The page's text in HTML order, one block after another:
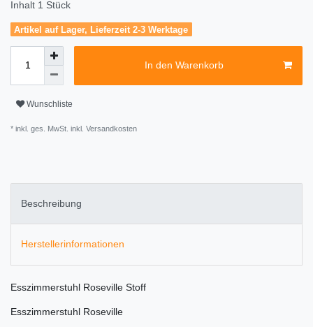
Inhalt 1 Stück
Artikel auf Lager, Lieferzeit 2-3 Werktage
In den Warenkorb
Wunschliste
* inkl. ges. MwSt. inkl. Versandkosten
Beschreibung
Herstellerinformationen
Esszimmerstuhl Roseville Stoff
Esszimmerstuhl Roseville